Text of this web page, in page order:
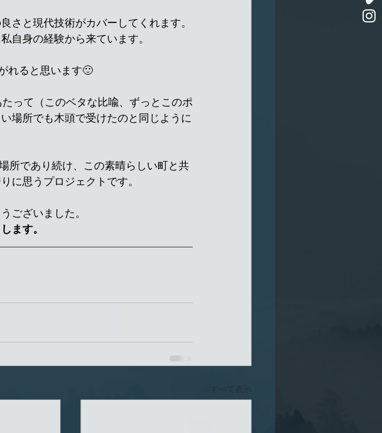
さと現代技術がカバーしてくれます。
自身の経験から来ています。
れると思います🙂
って（このベタな比喩、ずっとこのポ
場所でも木頭で受けたのと同じように
所であり続け、この素晴らしい町と共
に思うプロジェクトです。
ございました。
ます。
すべて表示